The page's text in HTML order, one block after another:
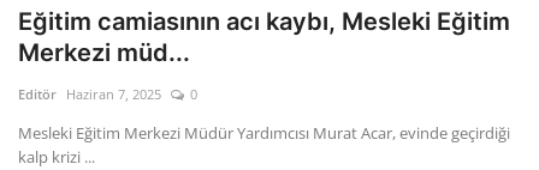
Eğitim camiasının acı kaybı, Mesleki Eğitim
Merkezi müd...
Editör Haziran 7, 2025 0
Mesleki Eğitim Merkezi Müdür Yardımcısı Murat Acar, evinde geçirdiği
kalp krizi ...